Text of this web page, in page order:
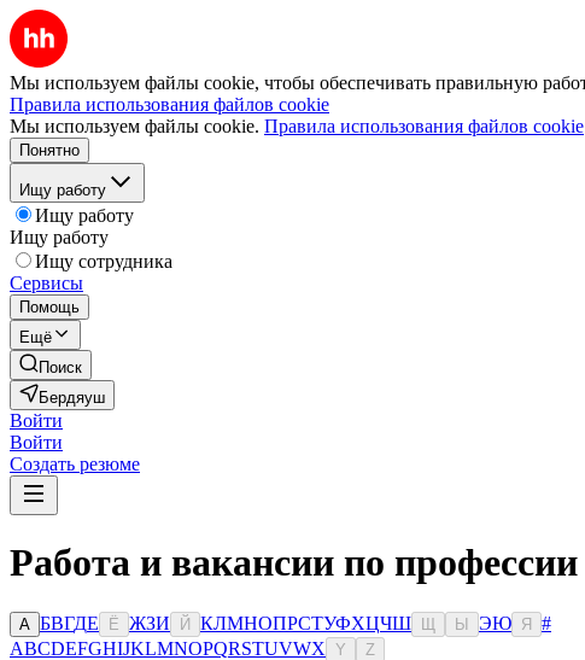
Мы используем файлы cookie, чтобы обеспечивать правильную
Правила использования файлов cookie
Мы используем файлы cookie. Правила использования файлов cookie
Понятно
Ищу работу
Ищу работу
Ищу работу
Ищу сотрудника
Сервисы
Помощь
Ещё
Поиск
Бердяуш
Войти
Войти
Создать резюме
Работа и вакансии по
А БВГДЕ Ё ЖЗИ Й КЛМНОПРСТУФХЦЧШ Ы ЭЮ Я
#
ABCDEFGHIJKLMNOPQRSTUVWX Y Z